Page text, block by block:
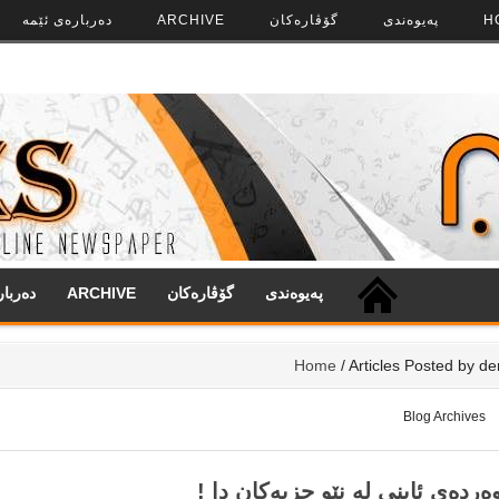
ده‌رباره‌ی ئێمه ARCHIVE گۆڤاره‌کان په‌‌یوه‌ندی
ARCHIVE گۆڤاره‌کان په‌‌یوه‌ندی
Home /Articles Posted by
Blog Archives
ئاینی لە نێو حزبەکان دا !